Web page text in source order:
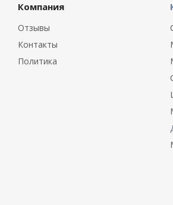
Компания
Отзывы
Контакты
Политика